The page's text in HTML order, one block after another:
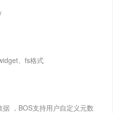
、fs格式
，BOS支持用户自定义元数